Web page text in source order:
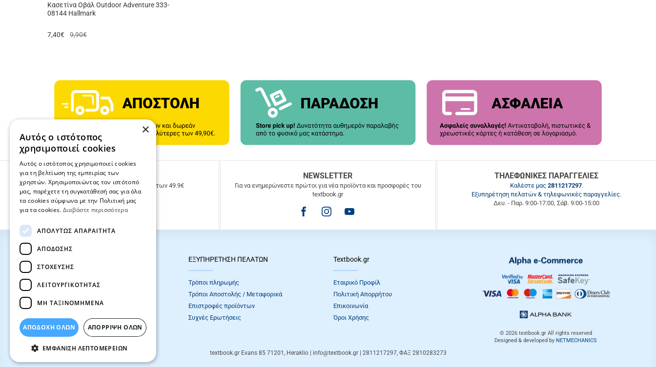
Κασετίνα Oβάλ Outdoor Adventure 333-
08144 Hallmark
7,40€ 9,90€
ΔΩΡΕΑΝ ΜΕΤΑΦΟΡΙΚΑ
Δωρεάν μεταφορικά για παραγγελίες άνω των 49.9€
NEWSLETTER
Για να ενημερώνεστε πρώτοι για νέα προϊόντα και προσφορές του
textbook.gr
ΤΗΛΕΦΩΝΙΚΕΣ ΠΑΡΑΓΓΕΛΙΕΣ
Καλέστε μας 2811217297.
Εξυπηρέτηση πελατών & τηλεφωνικές παραγγελίες.
Δευ. - Παρ. 9:00-17:00, Σάβ. 9:00-15:00
ΣΧΟΛΙΚΕΣ ΤΣΑΝΤΕΣ
ΕΞΥΠΗΡΕΤΗΣΗ ΠΕΛΑΤΩΝ
Τρόποι πληρωμής
Τρόποι Αποστολής / Μεταφορικά
Επιστροφές προϊόντων
Συχνές Eρωτήσεις
Textbook.gr
Εταιρικό Προφίλ
Πολιτική Απορρήτου
Επικοινωνία
Όροι Xρήσης
© 2026 textbook.grAll rights reserved
Designed & developed by NETMECHANICS
textbook.gr Evans 85 71201 , Heraklio | info@textbook.gr | 2811217297, ΦΑΞ 2810283273
×
Αυτός ο ιστότοπος
χρησιμοποιεί cookies
Αυτός ο ιστότοπος χρησιμοποιεί cookies
για τη βελτίωση της εμπειρίας των
χρηστών. Χρησιμοποιώντας τον ιστότοπό
μας, παρέχετε τη συγκατάθεσή σας για όλα
τα cookies σύμφωνα με την Πολιτική μας
για τα cookies. Διαβάστε περισσότερα
ΑΠΟΛΎΤΩΣ ΑΠΑΡΑΊΤΗΤΑ
ΑΠΌΔΟΣΗΣ
ΣΤΌΧΕΥΣΗΣ
ΛΕΙΤΟΥΡΓΙΚΌΤΗΤΑΣ
ΜΗ ΤΑΞΙΝΟΜΗΜΈΝΑ
ΑΠΟΔΟΧΗ ΟΛΩΝ ΑΠΌΡΡΙΨΗ ΌΛΩΝ
ΕΜΦΆΝΙΣΗ ΛΕΠΤΟΜΕΡΕΙΏΝ